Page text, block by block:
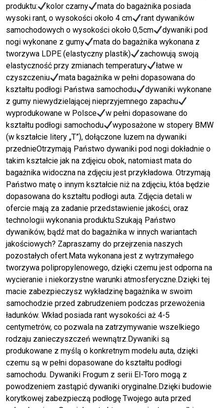
produktu:
kolor czarny
mata do bagażnika posiada
wysoki rant, o wysokości około 4 cm
rant dywaników
samochodowych o wysokości około 0,5cm
dywaniki pod
nogi wykonane z gumy
mata do bagażnika wykonana z
tworzywa LDPE (elastyczny plastik)
zachowują swoją
elastyczność przy zmianach temperatury
łatwe w
czyszczeniu
mata bagażnika w pełni dopasowana do
kształtu podłogi Państwa samochodu
dywaniki wykonane
z gumy niewydzielającej nieprzyjemnego zapachu
wyprodukowane w Polsce
w pełni dopasowane do
kształtu podłogi samochodu
wyposażone w stopery BMW
(w kształcie litery „T”), dołączone luzem na dywaniki
przednieOtrzymają Państwo dywaniki pod nogi dokładnie o
takim kształcie jak na zdjęicu obok, natomiast mata do
bagażnika widoczna na zdjęciu jest przykładowa. Otrzymają
Państwo matę o innym kształcie niż na zdjęciu, któa będzie
dopasowana do kształtu podłogi auta. Zdjęcia detali w
ofercie mają za zadanie przedstawienie jakości, oraz
technologii wykonania produktu.Szukają Państwo
dywaników, bądź mat do bagażnika w innych wariantach
jakościowych? Zapraszamy do przejrzenia naszych
pozostałych ofert.Mata wykonana jest z wytrzymałego
tworzywa polipropylenowego, dzięki czemu jest odporna na
wycieranie i niekorzystne warunki atmosferyczne.Dzięki tej
macie zabezpieczysz wykładzinę bagażnika w swoim
samochodzie przed zabrudzeniem podczas przewożenia
ładunków. Wkład posiada rant wysokości aż 4-5
centymetrów, co pozwala na zatrzymywanie wszelkiego
rodzaju zanieczyszczeń wewnątrz.Dywaniki są
produkowane z myślą o konkretnym modelu auta, dzięki
czemu są w pełni dopasowane do kształtu podłogi
samochodu. Dywaniki Frogum z serii El-Toro mogą z
powodzeniem zastąpić dywaniki oryginalne.Dzięki budowie
korytkowej zabezpieczą podłogę Twojego auta przed